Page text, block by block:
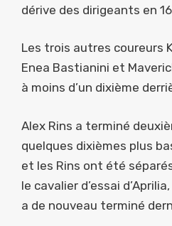
dérive des dirigeants en
Les trois autres coureurs
Enea Bastianini et
à moins d’un dixième
Alex Rins a terminé
quelques dixièmes plus
et les Rins ont été
le cavalier d’essai
a de nouveau terminé